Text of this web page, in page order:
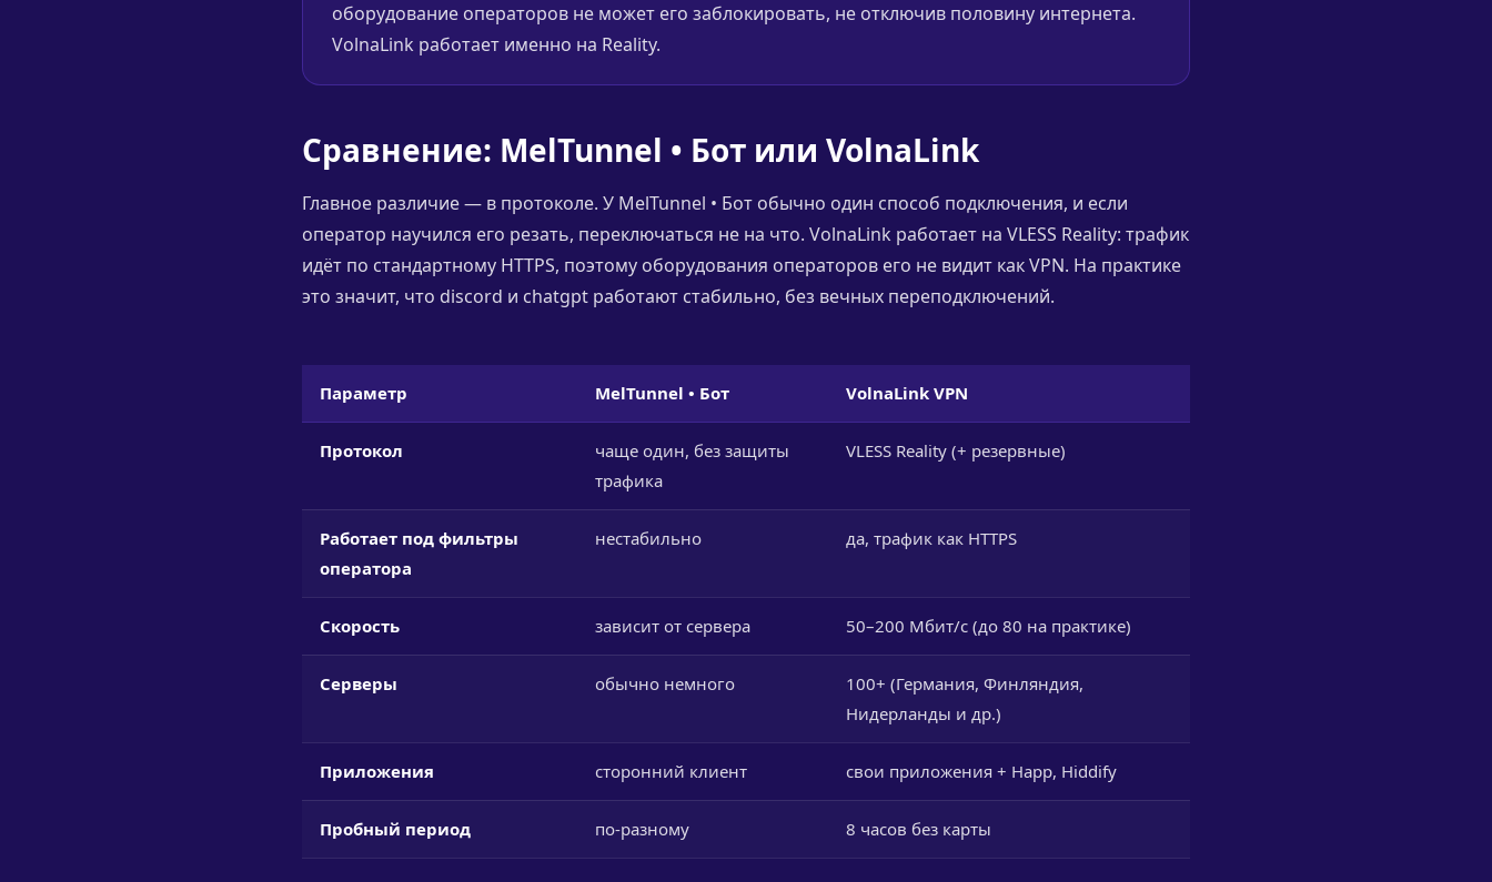
оборудование операторов не может его заблокировать, не отключив половину интернета.
VolnaLink работает именно на Reality.
Сравнение: MelTunnel • Бот или VolnaLink
Главное различие — в протоколе. У MelTunnel • Бот обычно один способ подключения, и если
оператор научился его резать, переключаться не на что. VolnaLink работает на VLESS Reality: трафик
идёт по стандартному HTTPS, поэтому оборудования операторов его не видит как VPN. На практике
это значит, что discord и chatgpt работают стабильно, без вечных переподключений.
Параметр MelTunnel • Бот VolnaLink VPN
Протокол
чаще один, без защиты
трафика
VLESS Reality (+ резервные)
Работает под фильтры
оператора
нестабильно да, трафик как HTTPS
Скорость зависит от сервера 50–200 Мбит/с (до 80 на практике)
Серверы обычно немного
100+ (Германия, Финляндия,
Нидерланды и др.)
Приложения сторонний клиент свои приложения + Happ, Hiddify
Пробный период по-разному 8 часов без карты